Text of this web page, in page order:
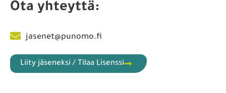
Ota yhteyttä:
jasenet@punomo.fi
Liity jäseneksi / Tilaa Lisenssi